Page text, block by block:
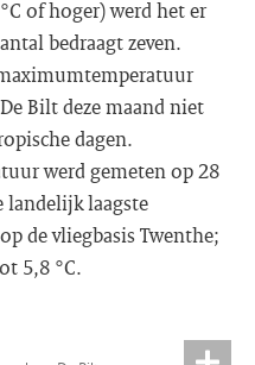
of hoger) werd het er
bedraagt zeven.
Bilt deze maand niet
dagen.
werd gemeten op 28
landelijk laagste
de vliegbasis Twenthe;
5,8 °C.